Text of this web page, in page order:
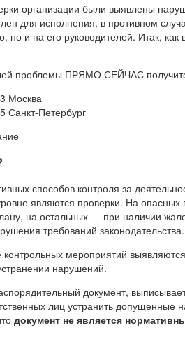
организации были выявлены
для исполнения, в противном
но и на его руководителей. Итак,
проблемы ПРЯМО СЕЙЧАС
Москва
Санкт-Петербург
способов контроля за
являются проверки. На опасных
на остальных — при наличии
требований законодательства.
контрольных мероприятий
нарушений.
документ,
лиц устранить
документ не является